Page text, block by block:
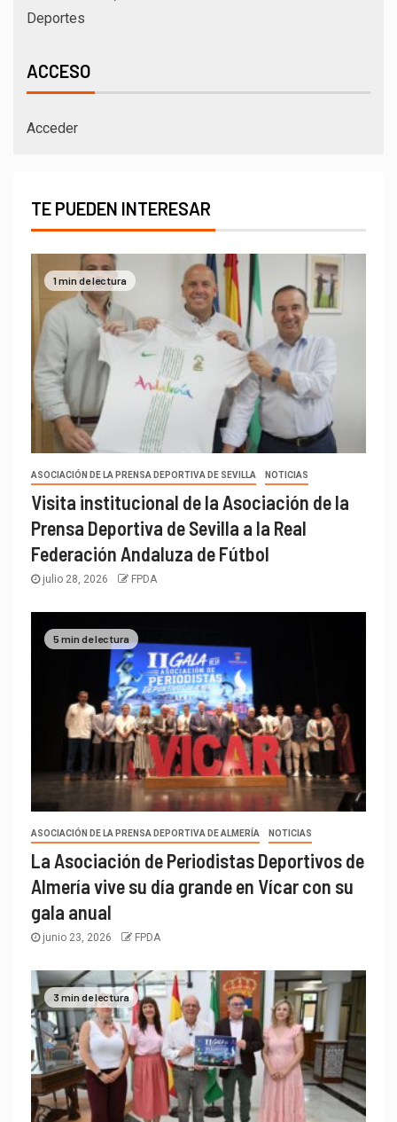
Deportes
ACCESO
Acceder
TE PUEDEN INTERESAR
1 min de lectura
ASOCIACIÓN DE LA PRENSA DEPORTIVA DE SEVILLA NOTICIAS
Visita institucional de la Asociación de la
Prensa Deportiva de Sevilla a la Real
Federación Andaluza de Fútbol
julio 28, 2026 FPDA
5 min de lectura
ASOCIACIÓN DE LA PRENSA DEPORTIVA DE ALMERÍA NOTICIAS
La Asociación de Periodistas Deportivos de
Almería vive su día grande en Vícar con su
gala anual
junio 23, 2026 FPDA
3 min de lectura